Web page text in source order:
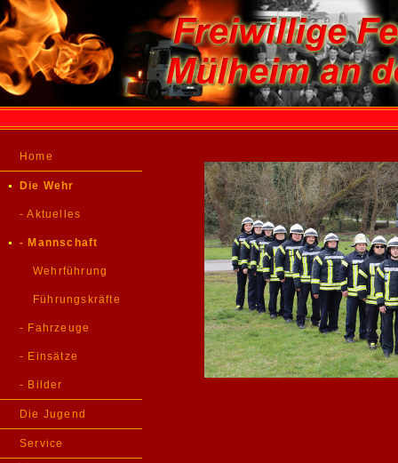
Home
Die Wehr
- Aktuelles
- Mannschaft
Wehrführung
Führungskräfte
- Fahrzeuge
- Einsätze
- Bilder
Die Jugend
Service